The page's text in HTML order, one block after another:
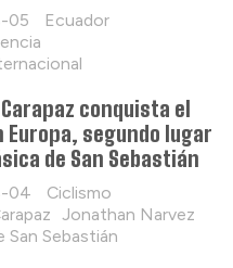
05
Ecuador
conquista el
Europa, segundo lugar
de San Sebastián
04
Ciclismo
Jonathan Narvez
San Sebastián